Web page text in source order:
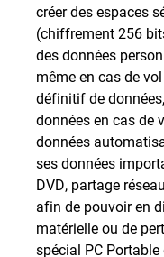
créer des espaces
(chiffrement 256
des données
même en cas de vol
définitif de
données en cas de
données
ses données
DVD, partage
afin de pouvoir en
matérielle ou de
spécial PC